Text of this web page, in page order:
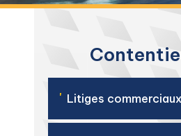
' Litiges